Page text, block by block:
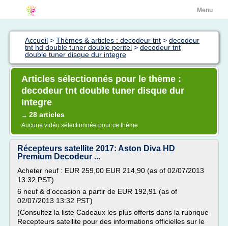
Menu
Accueil > Thèmes & articles : decodeur tnt > decodeur
tnt hd double tuner double peritel > decodeur tnt
double tuner disque dur integre
Articles sélectionnés pour le thème :
decodeur tnt double tuner disque dur
integre
→ 28 articles
Aucune vidéo sélectionnée pour ce thème
Récepteurs satellite 2017: Aston Diva HD
Premium Decodeur ...
Acheter neuf : EUR 259,00 EUR 214,90 (as of 02/07/2013
13:32 PST)
6 neuf & d'occasion a partir de EUR 192,91 (as of
02/07/2013 13:32 PST)
(Consultez la liste Cadeaux les plus offerts dans la rubrique
Recepteurs satellite pour des informations officielles sur le